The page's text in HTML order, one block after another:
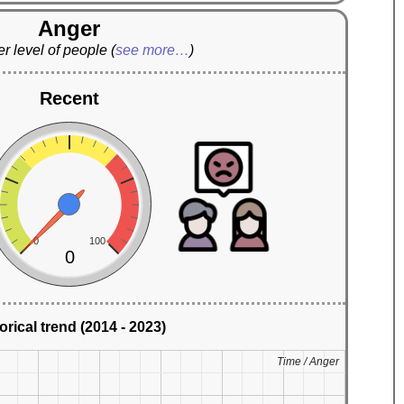
Anger
level of people(see more…)
Recent
0 100
0
trend (2014 - 2023)
Time / Anger
Time / Anger